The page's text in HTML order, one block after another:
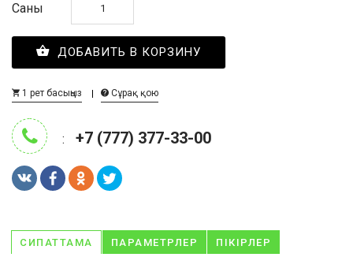
Саны
ДОБАВИТЬ В КОРЗИНУ
1 рет басыңыз Сұрақ қою
: +7 (777) 377-33-00
СИПАТТАМА ПАРАМЕТРЛЕР ПІКІРЛЕР